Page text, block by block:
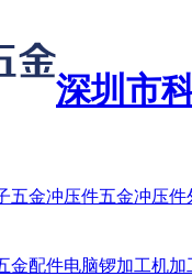
深圳市
五金冲压件五金冲压件
金配件电脑锣加工机加